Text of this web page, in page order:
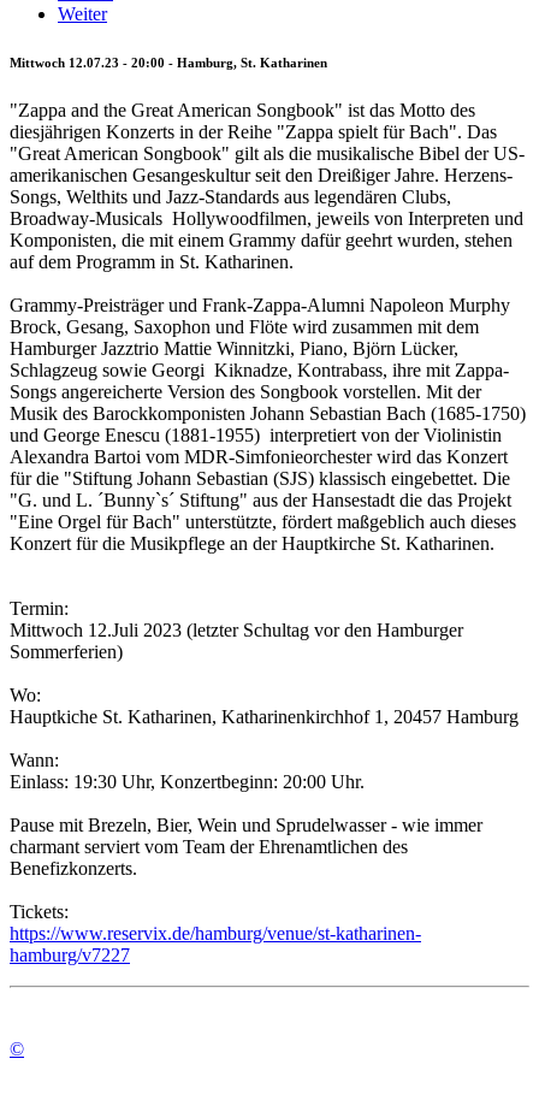
Weiter
Mittwoch 12.07.23 - 20:00 - Hamburg, St. Katharinen
"Zappa and the Great American Songbook" ist das Motto des
diesjährigen Konzerts in der Reihe "Zappa spielt für Bach". Das
"Great American Songbook" gilt als die musikalische Bibel der US-
amerikanischen Gesangeskultur seit den Dreißiger Jahre. Herzens-
Songs, Welthits und Jazz-Standards aus legendären Clubs,
Broadway-Musicals Hollywoodfilmen, jeweils von Interpreten und
Komponisten, die mit einem Grammy dafür geehrt wurden, stehen
auf dem Programm in St. Katharinen.
Grammy-Preisträger und Frank-Zappa-Alumni Napoleon Murphy
Brock, Gesang, Saxophon und Flöte wird zusammen mit dem
Hamburger Jazztrio Mattie Winnitzki, Piano, Björn Lücker,
Schlagzeug sowie Georgi Kiknadze, Kontrabass, ihre mit Zappa-
Songs angereicherte Version des Songbook vorstellen. Mit der
Musik des Barockkomponisten Johann Sebastian Bach (1685-1750)
und George Enescu (1881-1955) interpretiert von der Violinistin
Alexandra Bartoi vom MDR-Simfonieorchester wird das Konzert
für die "Stiftung Johann Sebastian (SJS) klassisch eingebettet. Die
"G. und L. ´Bunny`s´ Stiftung" aus der Hansestadt die das Projekt
"Eine Orgel für Bach" unterstützte, fördert maßgeblich auch dieses
Konzert für die Musikpflege an der Hauptkirche St. Katharinen.
Termin:
Mittwoch 12.Juli 2023 (letzter Schultag vor den Hamburger
Sommerferien)
Wo:
Hauptkiche St. Katharinen, Katharinenkirchhof 1, 20457 Hamburg
Wann:
Einlass: 19:30 Uhr, Konzertbeginn: 20:00 Uhr.
Pause mit Brezeln, Bier, Wein und Sprudelwasser - wie immer
charmant serviert vom Team der Ehrenamtlichen des
Benefizkonzerts.
Tickets:
https://www.reservix.de/hamburg/venue/st-katharinen-
hamburg/v7227
©